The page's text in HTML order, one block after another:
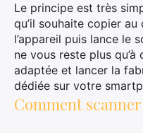
Le principe est très
qu’il souhaite copier
l’appareil puis lance le
ne vous reste plus
adaptée et lancer la
dédiée sur votre
Comment